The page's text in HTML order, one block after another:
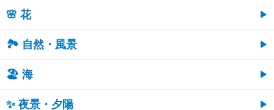
🌸 花
🏞️ 自然・風景
🏖 海
✨ 夜景・夕陽